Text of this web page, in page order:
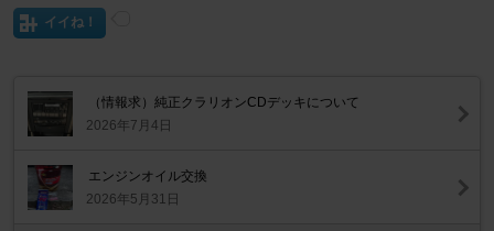
イイね！
（情報求）純正クラリオンCDデッキについて
2026年7月4日
エンジンオイル交換
2026年5月31日